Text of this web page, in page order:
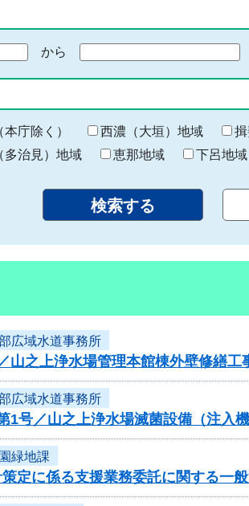
から
終
わ
り
庁除く） 西濃（大垣）地域
多治見）地域 恵那地域 下呂地域
広域水道事務所
山之上浄水場管理本館棟外壁修繕工
広域水道事務所
1号／山之上浄水場滅菌設備（注入
緑地課
定に係る支援業務委託に関する一